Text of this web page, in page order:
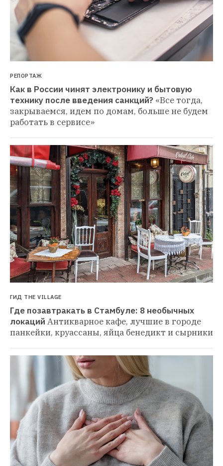
РЕПОРТАЖ
Как в России чинят электронику и бытовую
технику после введения санкций? «Все тогда,
закрываемся, идем по домам, больше не будем
работать в сервисе»
ГИД THE VILLAGE
Где позавтракать в Стамбуле: 8 необычных
локаций Антикварное кафе, лучшие в городе
панкейки, круассаны, яйца бенедикт и сырники